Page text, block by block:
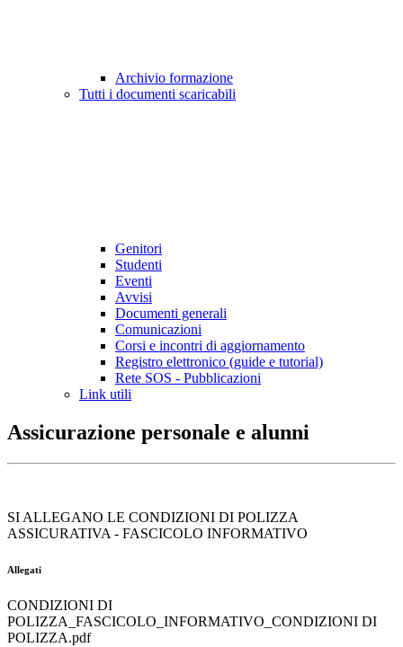
Archivio formazione
Tutti i documenti scaricabili
Genitori
Studenti
Eventi
Avvisi
Documenti generali
Comunicazioni
Corsi e incontri di aggiornamento
Registro elettronico (guide e tutorial)
Rete SOS - Pubblicazioni
Link utili
Assicurazione personale e alunni
SI ALLEGANO LE CONDIZIONI DI POLIZZA
ASSICURATIVA - FASCICOLO INFORMATIVO
Allegati
CONDIZIONI DI
POLIZZA_FASCICOLO_INFORMATIVO_CONDIZIONI DI
POLIZZA.pdf